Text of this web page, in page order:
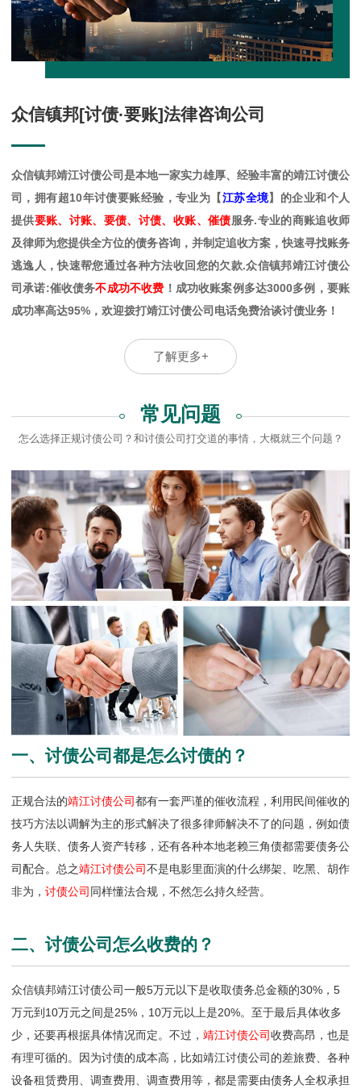
众信镇邦[讨债·要账]法律咨询公司
众信镇邦靖江讨债公司是本地一家实力雄厚、经验丰富的靖江讨债公
司，拥有超10年讨债要账经验，专业为【江苏全境】的企业和个人
提供要账、讨账、要债、讨债、收账、催债服务.专业的商账追收师
及律师为您提供全方位的债务咨询，并制定追收方案，快速寻找账务
逃逸人，快速帮您通过各种方法收回您的欠款.众信镇邦靖江讨债公
司承诺:催收债务不成功不收费 ！成功收账案例多达3000多例，要账
成功率高达95%，欢迎拨打靖江讨债公司电话免费洽谈讨债业务！
了解更多+
常见问题
怎么选择正规讨债公司？和讨债公司打交道的事情，大概就三个问题？
一、讨债公司都是怎么讨债的？
正规合法的靖江讨债公司都有一套严谨的催收流程，利用民间催收的
技巧方法以调解为主的形式解决了很多律师解决不了的问题，例如债
务人失联、债务人资产转移，还有各种本地老赖三角债都需要债务公
司配合。总之靖江讨债公司不是电影里面演的什么绑架、吃黑、胡作
非为， 讨债公司 同样懂法合规，不然怎么持久经营。
二、讨债公司怎么收费的？
众信镇邦靖江讨债公司一般5万元以下是收取债务总金额的30%，5
万元到10万元之间是25%，10万元以上是20%。至于最后具体收多
少，还要再根据具体情况而定。不过， 靖江讨债公司收费高昂，也是
有理可循的。因为讨债的成本高，比如靖江讨债公司的差旅费、各种
设备租赁费用、调查费用、调查费用等，都是需要由债务人全权承担